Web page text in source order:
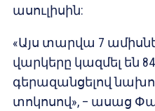
ասուլիսին:
«Այս տարվա 7
վարկերը կազմել են
գերազանցելով
տոկոսով», – ասաց